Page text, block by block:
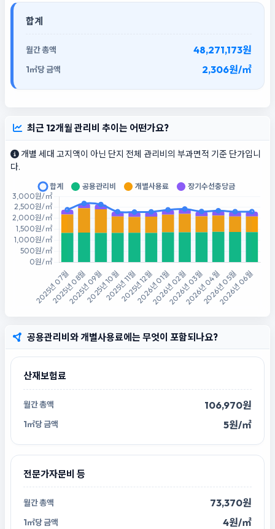
합계
48,271,173원
2,306원/㎡
최근 12개월 관리비 추이는 어떤가요?
개별 세대 고지액이 아닌 단지 전체 관리비의 부과면적 기준 단가입니
다.
공용관리비와 개별사용료에는 무엇이 포함되나요?
산재보험료
106,970원
5원/㎡
전문가자문비 등
73,370원
4원/㎡